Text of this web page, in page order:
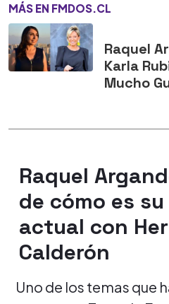
MÁS EN FMDOS.CL
Raquel
Karla
Mucho
Raquel
de cómo es
actual con
Calderón
Uno de los temas que